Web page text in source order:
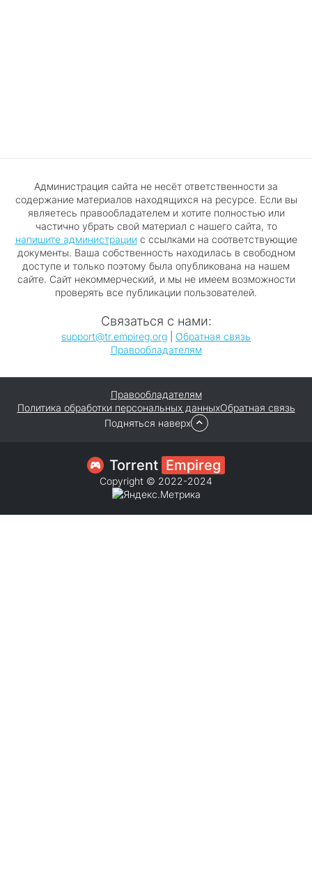
Администрация сайта не несёт ответственности за
содержание материалов находящихся на ресурсе. Если вы
являетесь правообладателем и хотите полностью или
частично убрать свой материал с нашего сайта, то
напишите администрациис ссылками на соответствующие
документы. Ваша собственность находилась в свободном
доступе и только поэтому была опубликована на нашем
сайте. Сайт некоммерческий, и мы не имеем возможности
проверять все публикации пользователей.
Связаться с нами:
support@tr.empireg.org
Обратная связь
Правообладателям
Правообладателям
Политика обработки персональных данныхОбратная связь
Подняться наверх
Torrent Empireg
Copyright © 2022-2024